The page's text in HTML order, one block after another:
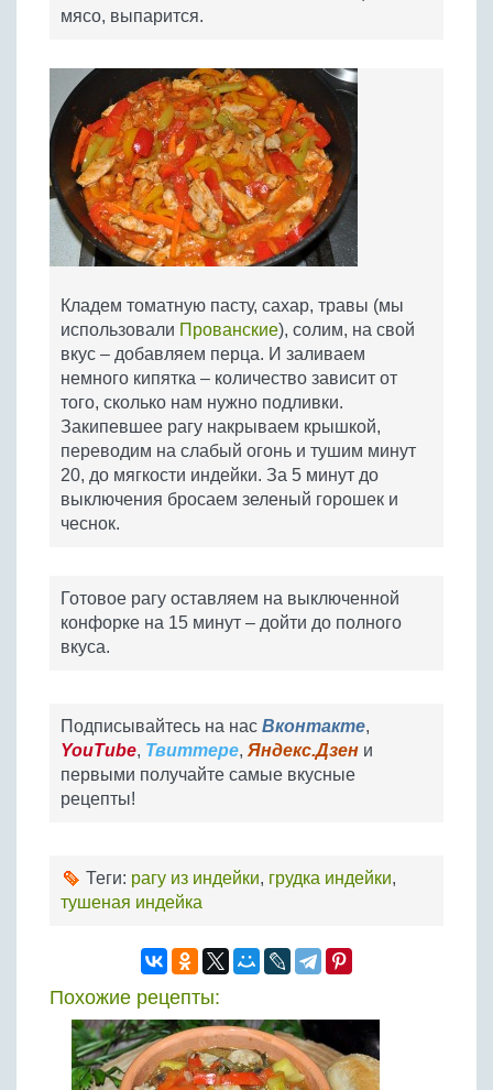
мясо, выпарится.
Кладем томатную пасту, сахар, травы (мы
использовали Прованские), солим, на свой
вкус – добавляем перца. И заливаем
немного кипятка – количество зависит от
того, сколько нам нужно подливки.
Закипевшее рагу накрываем крышкой,
переводим на слабый огонь и тушим минут
20, до мягкости индейки. За 5 минут до
выключения бросаем зеленый горошек и
чеснок.
Готовое рагу оставляем на выключенной
конфорке на 15 минут – дойти до полного
вкуса.
Подписывайтесь на нас Вконтакте,
YouTube, Твиттере, Яндекс.Дзен и
первыми получайте самые вкусные
рецепты!
Теги: рагу из индейки, грудка индейки,
тушеная индейка
Похожие рецепты: